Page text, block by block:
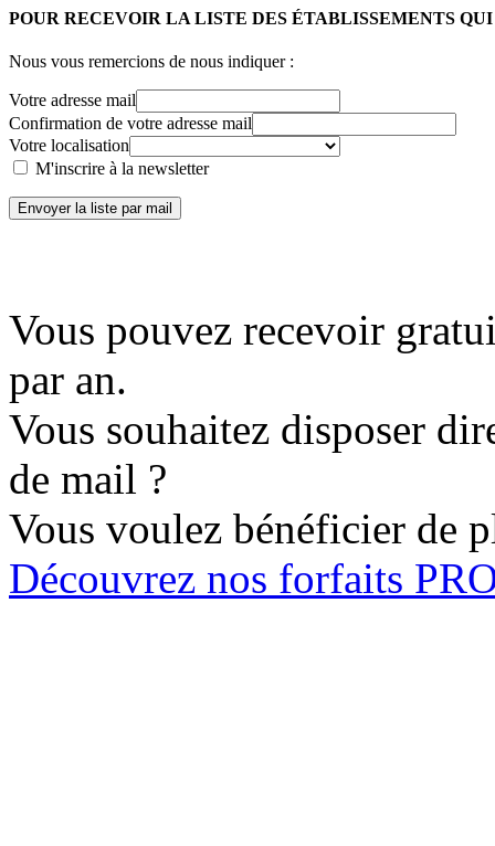
POUR RECEVOIR LA LISTE DES ÉTABLISSEMENTS
Nous vous remercions de nous indiquer :
Votre adresse mail
Confirmation de votre adresse mail
Votre localisation
M'inscrire à la newsletter
Envoyer la liste par mail
Vous pouvez recevoir
par an.
Vous souhaitez disposer
de mail ?
Vous voulez bénéficier de
Découvrez nos forfaits